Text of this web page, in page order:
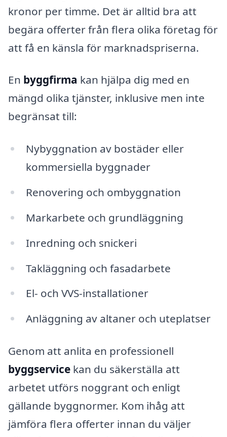
kronor per timme. Det är alltid bra att
begära offerter från flera olika företag för
att få en känsla för marknadspriserna.
En byggfirma kan hjälpa dig med en
mängd olika tjänster, inklusive men inte
begränsat till:
Nybyggnation av bostäder eller
kommersiella byggnader
Renovering och ombyggnation
Markarbete och grundläggning
Inredning och snickeri
Takläggning och fasadarbete
El- och VVS-installationer
Anläggning av altaner och uteplatser
Genom att anlita en professionell
byggservice kan du säkerställa att
arbetet utförs noggrant och enligt
gällande byggnormer. Kom ihåg att
jämföra flera offerter innan du väljer